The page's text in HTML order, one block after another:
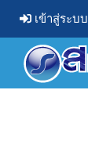
เข้าสู่ระบบ